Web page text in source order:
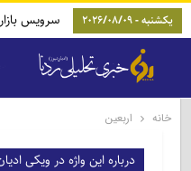
یکشنبه - 2026/08/09 سرویس بازار
خانه اربعین
درباره این واژه در ویکی